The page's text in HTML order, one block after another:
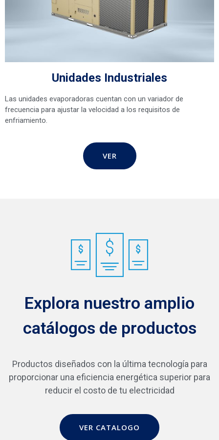
Unidades Industriales
Las unidades evaporadoras cuentan con un variador de
frecuencia para ajustar la velocidad a los requisitos de
enfriamiento.
VER
Explora nuestro amplio
catálogos de productos
Productos diseñados con la última tecnología para
proporcionar una eficiencia energética superior para
reducir el costo de tu electricidad
VER CATALOGO